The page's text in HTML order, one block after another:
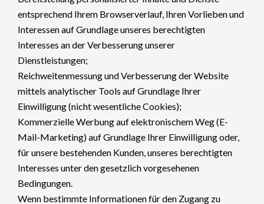
entsprechend Ihrem Browserverlauf, Ihren Vorlieben und
Interessen auf Grundlage unseres berechtigten
Interesses an der Verbesserung unserer
Dienstleistungen;
Reichweitenmessung und Verbesserung der Website
mittels analytischer Tools auf Grundlage Ihrer
Einwilligung (nicht wesentliche Cookies);
Kommerzielle Werbung auf elektronischem Weg (E-
Mail-Marketing) auf Grundlage Ihrer Einwilligung oder,
für unsere bestehenden Kunden, unseres berechtigten
Interesses unter den gesetzlich vorgesehenen
Bedingungen.
Wenn bestimmte Informationen für den Zugang zu